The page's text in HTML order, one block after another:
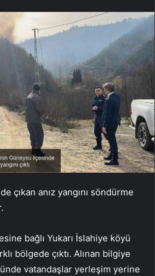
çıkan anız yangını söndürme
bağlı Yukarı İslahiye köyü
bölgede çıktı. Alınan bilgiye
vatandaşlar yerleşim yerine